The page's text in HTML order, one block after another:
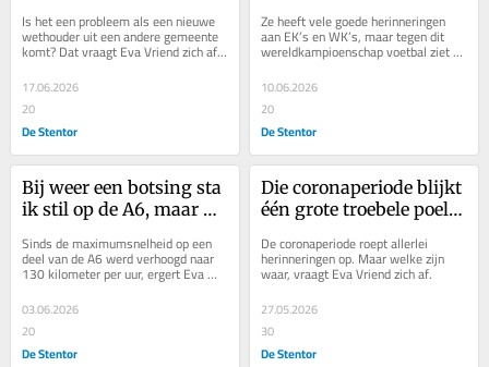
denk aan de nieuwe
wethouder
Is het een probleem als een nieuwe
wethouder uit een andere gemeente
komt? Dat vraagt Eva Vriend zich af.
Maakt het uit dat je de bewoners niet
van...
17.06.2026
20
De Stentor
Ze heeft vele goede herinneringen
aan EK’s en WK’s, maar tegen dit
wereldkampioenschap voetbal ziet ze
als een berg op, schrijft Eva Vriend.
10.06.2026
20
De Stentor
Bij weer een botsing sta
ik stil op de A6, maar
130-kilometerbord
Sinds de maximumsnelheid op een
deel van de A6 werd verhoogd naar
130 kilometer per uur, ergert Eva
Vriend zich kapot. Tot haar eigen
verbazing.
03.06.2026
20
De Stentor
Die coronaperiode blijkt
één grote troebele poel
gevoelens. Deden we dat
écht?
De coronaperiode roept allerlei
herinneringen op. Maar welke zijn
waar, vraagt Eva Vriend zich af.
27.05.2026
30
De Stentor